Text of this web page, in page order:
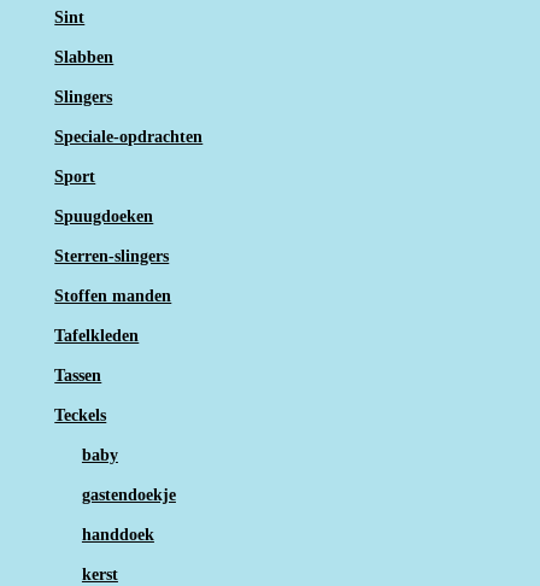
Sint
Slabben
Slingers
Speciale-opdrachten
Sport
Spuugdoeken
Sterren-slingers
Stoffen manden
Tafelkleden
Tassen
Teckels
baby
gastendoekje
handdoek
kerst